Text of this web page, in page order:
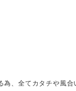
、全てカタチや風合